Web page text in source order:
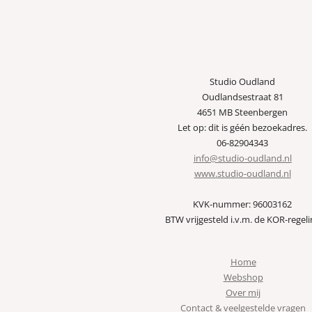
Studio Oudland
Oudlandsestraat 81
4651 MB Steenbergen
Let op: dit is géén bezoekadres.
06-82904343
info@studio-oudland.nl
www.studio-oudland.nl
KVK-nummer: 96003162
BTW vrijgesteld i.v.m. de KOR-
Home
Webshop
Over mij
Contact & veelgestelde vragen